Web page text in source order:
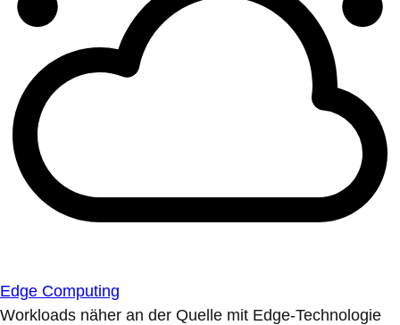
Edge Computing
Workloads näher an der Quelle mit Edge-Technologie